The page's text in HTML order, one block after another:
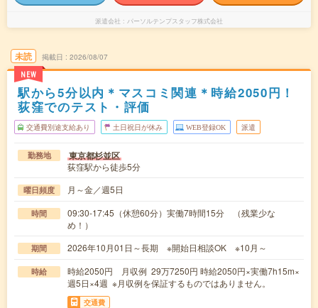
派遣会社 パーソルテンプスタッフ株式会社
未読
NEW
掲載日 2026/08/07
駅から5分以内＊マスコミ関連＊時給2050円！
荻窪でのテスト・評価
交通費別途支給あり 土日祝日が休み WEB登録OK 派遣
勤務地 東京都杉並区
荻窪駅から徒歩5分
曜日頻度 月～金／週5日
時間
09:30-17:45（休憩60分）実働7時間15分 （残業少な
め！）
期間 2026年10月01日～長期 ※開始日相談OK ※10月～
時給
時給2050円 月収例 29万7250円 時給2050円×実働7h15m×
週5日×4週 ※月収例を保証するものではありません。
交通費